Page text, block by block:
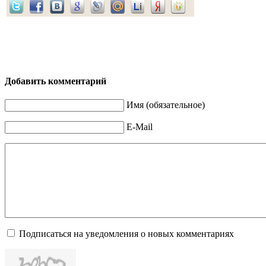
Добавить комментарий
Имя (обязательное)
E-Mail
Подписаться на уведомления о новых комментариях